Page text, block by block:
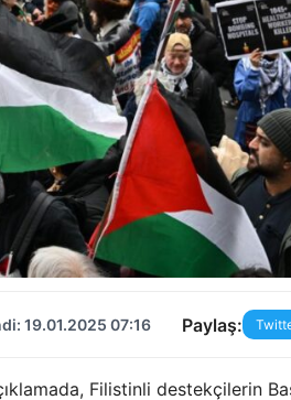
19.01.2025 07:16 Paylaş:
Filistinli destekçilerin